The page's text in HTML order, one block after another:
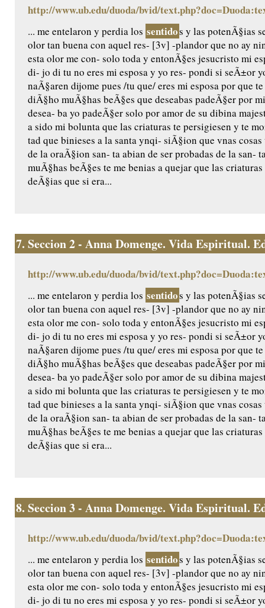
http://www.ub.edu/duoda/bvid/
... me entelaron y perdia los sentidos y las potenÃ§ias
olor tan buena con aquel res- [3v] -plandor que no ay
esta olor me con- solo toda y entonÃ§es jesucristo mi
di- jo di tu no eres mi esposa y yo res- pondi si seÃ±or
naÃ§aren dijome pues /tu que/ eres mi esposa por que
diÃ§ho muÃ§has beÃ§es que deseabas padeÃ§er por
desea- ba yo padeÃ§er solo por amor de su dibina
a sido mi bolunta que las criaturas te persigiesen y te
tad que binieses a la santa ynqi- siÃ§ion que vnas
de la oraÃ§ion san- ta abian de ser probadas de la san-
muÃ§has beÃ§es te me benias a quejar que las
deÃ§ias que si era...
7. Seccion 2 - Anna Domenge. Vida Espiritual.
http://www.ub.edu/duoda/bvid/
... me entelaron y perdia los sentidos y las potenÃ§ias
olor tan buena con aquel res- [3v] -plandor que no ay
esta olor me con- solo toda y entonÃ§es jesucristo mi
di- jo di tu no eres mi esposa y yo res- pondi si seÃ±or
naÃ§aren dijome pues /tu que/ eres mi esposa por que
diÃ§ho muÃ§has beÃ§es que deseabas padeÃ§er por
desea- ba yo padeÃ§er solo por amor de su dibina
a sido mi bolunta que las criaturas te persigiesen y te
tad que binieses a la santa ynqi- siÃ§ion que vnas
de la oraÃ§ion san- ta abian de ser probadas de la san-
muÃ§has beÃ§es te me benias a quejar que las
deÃ§ias que si era...
8. Seccion 3 - Anna Domenge. Vida Espiritual.
http://www.ub.edu/duoda/bvid/
... me entelaron y perdia los sentidos y las potenÃ§ias
olor tan buena con aquel res- [3v] -plandor que no ay
esta olor me con- solo toda y entonÃ§es jesucristo mi
di- jo di tu no eres mi esposa y yo res- pondi si seÃ±or